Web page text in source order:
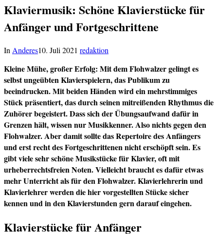
Klaviermusik: Schöne Klavierstücke für
Anfänger und Fortgeschrittene
In Anderes10. Juli 2021 redaktion
Kleine Mühe, großer Erfolg: Mit dem Flohwalzer gelingt es
selbst ungeübten Klavierspielern, das Publikum zu
beeindrucken. Mit beiden Händen wird ein mehrstimmiges
Stück präsentiert, das durch seinen mitreißenden Rhythmus die
Zuhörer begeistert. Dass sich der Übungsaufwand dafür in
Grenzen hält, wissen nur Musikkenner. Also nichts gegen den
Flohwalzer. Aber damit sollte das Repertoire des Anfängers
und erst recht des Fortgeschrittenen nicht erschöpft sein. Es
gibt viele sehr schöne Musikstücke für Klavier, oft mit
urheberrechtsfreien Noten. Vielleicht braucht es dafür etwas
mehr Unterricht als für den Flohwalzer. Klavierlehrerin und
Klavierlehrer werden die hier vorgestellten Stücke sicher
kennen und in den Klavierstunden gern darauf eingehen.
Klavierstücke für Anfänger